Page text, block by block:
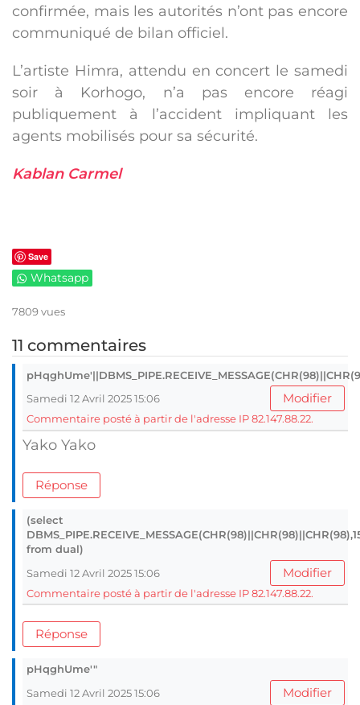
confirmée, mais les autorités n’ont pas encore
communiqué de bilan officiel.
L’artiste Himra, attendu en concert le samedi
soir à Korhogo, n’a pas encore réagi
publiquement à l’accident impliquant les
agents mobilisés pour sa sécurité.
Kablan Carmel
Save
Whatsapp
7809 vues
11 commentaires
Samedi 12 Avril 2025 15:06
Modifier
Commentaire posté à partir de l'adresse IP 82.147.88.22.
Yako Yako
Réponse
(select
from dual)
Samedi 12 Avril 2025 15:06
Modifier
Commentaire posté à partir de l'adresse IP 82.147.88.22.
Réponse
pHqghUme'"
Samedi 12 Avril 2025 15:06
Modifier